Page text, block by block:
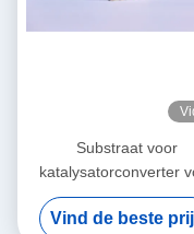
Substraat voor
katalysatorconverter
uitlaatgasreiniger
Vind de beste